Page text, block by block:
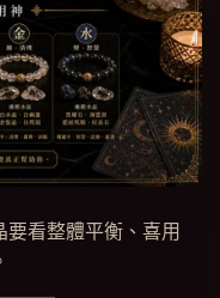
看整體平衡、喜用